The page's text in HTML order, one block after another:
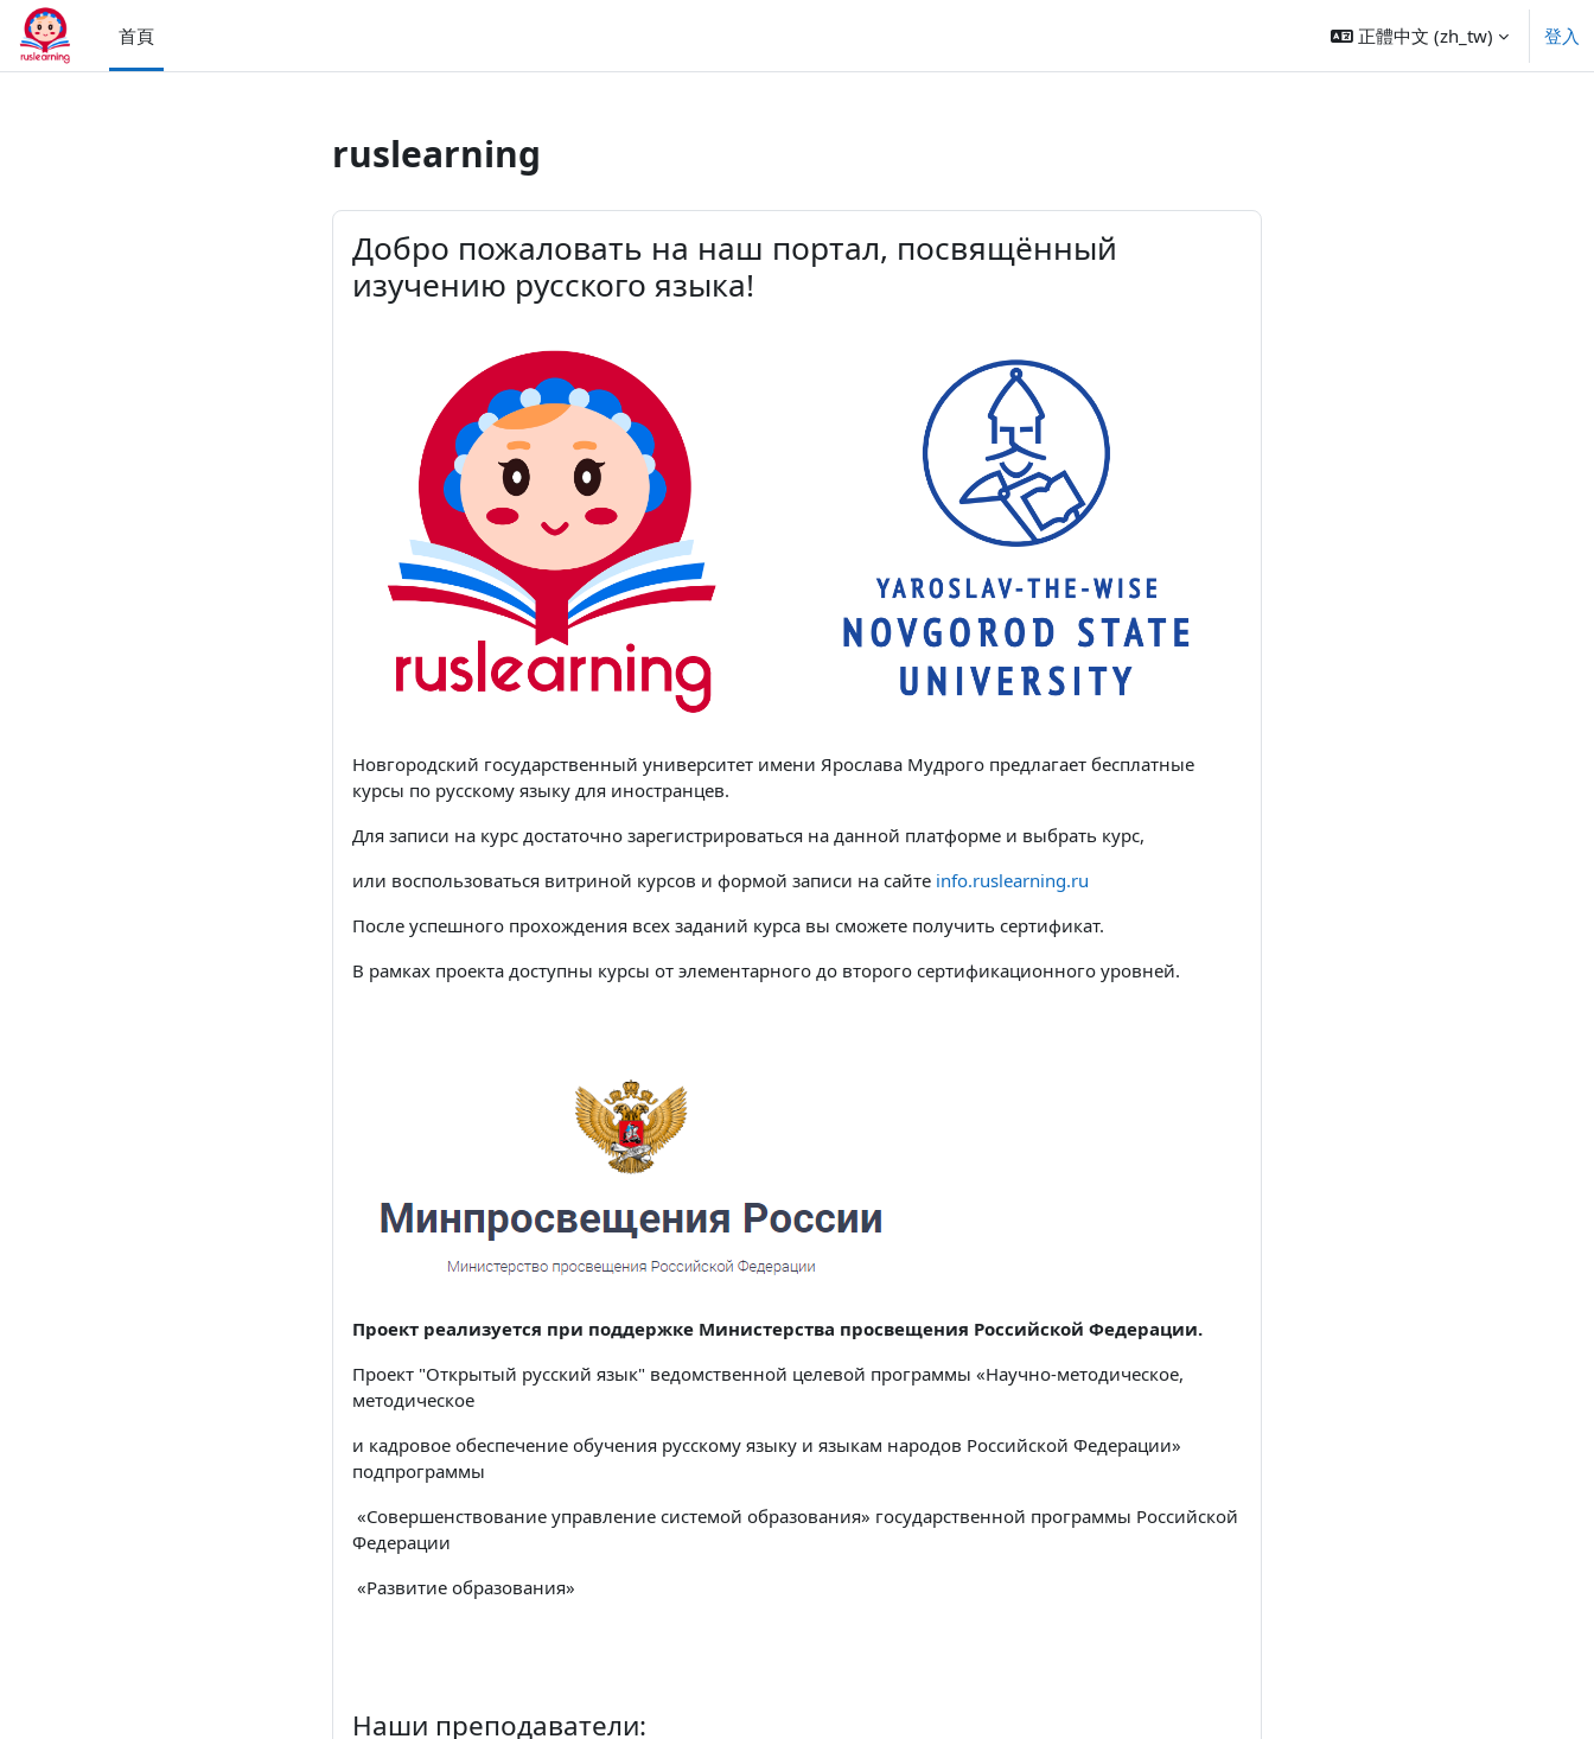
跳至主內容
首頁
正體中文 ‎(zh_tw)‎ 登入
ruslearning
Добро пожаловать на наш портал, посвящённый
изучению русского языка!
Новгородский государственный университет имени Ярослава Мудрого предлагает бесплатные
курсы по русскому языку для иностранцев.
Для записи на курс достаточно зарегистрироваться на данной платформе и выбрать курс,
или воспользоваться витриной курсов и формой записи на сайте info.ruslearning.ru
После успешного прохождения всех заданий курса вы сможете получить сертификат.
В рамках проекта доступны курсы от элементарного до второго сертификационного уровней.
Проект реализуется при поддержке Министерства просвещения Российской Федерации.
Проект "Открытый русский язык" ведомственной целевой программы «Научно-методическое,
методическое
и кадровое обеспечение обучения русскому языку и языкам народов Российской Федерации»
подпрограммы
«Совершенствование управление системой образования» государственной программы Российской
Федерации
«Развитие образования»
Наши преподаватели: